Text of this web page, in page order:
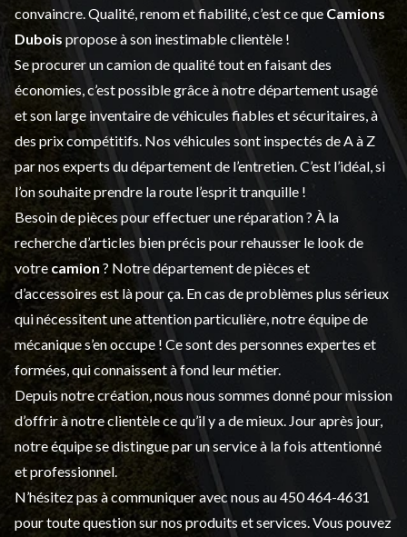
convaincre. Qualité, renom et fiabilité, c’est ce que Camions
Dubois propose à son inestimable clientèle !
Se procurer un camion de qualité tout en faisant des
économies, c’est possible grâce à notredépartement usagé
et son large inventaire de véhicules fiables et sécuritaires, à
des prix compétitifs. Nos véhicules sont inspectés de A à Z
par nos experts du département de l’entretien . C’est l’idéal, si
l’on souhaite prendre la route l’esprit tranquille !
Besoin de pièces pour effectuer une réparation ? À la
recherche d’articles bien précis pour rehausser le look de
votre camion ? Notre département depièces et
d’accessoiresest là pour ça. En cas de problèmes plus sérieux
qui nécessitent une attention particulière, notre équipe de
mécanique s’en occupe ! Ce sont des personnes expertes et
formées, qui connaissent à fond leur métier.
Depuis notre création, nous nous sommes donné pour mission
d’offrir à notre clientèle ce qu’il y a de mieux. Jour après jour,
notre équipe se distingue par un service à la fois attentionné
et professionnel.
N’hésitez pas à communiquer avec nous au450 464-4631
pour toute question sur nos produits et services. Vous pouvez